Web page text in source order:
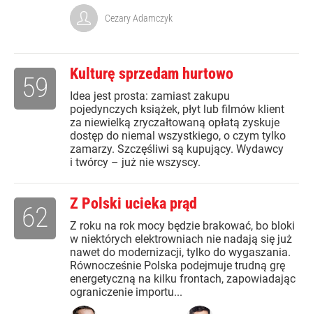
Cezary Adamczyk
Kulturę sprzedam hurtowo
Idea jest prosta: zamiast zakupu
pojedynczych książek, płyt lub filmów klient
za niewielką zryczałtowaną opłatą zyskuje
dostęp do niemal wszystkiego, o czym tylko
zamarzy. Szczęśliwi są kupujący. Wydawcy
i twórcy – już nie wszyscy.
59
Z Polski ucieka prąd
Z roku na rok mocy będzie brakować, bo bloki
w niektórych elektrowniach nie nadają się już
nawet do modernizacji, tylko do wygaszania.
Równocześnie Polska podejmuje trudną grę
energetyczną na kilku frontach, zapowiadając
ograniczenie importu...
62